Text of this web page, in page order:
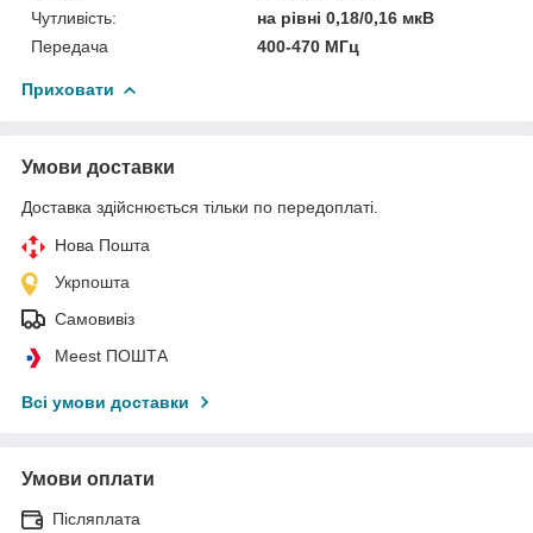
Чутливість:
на рівні 0,18/0,16 мкВ
Передача
400-470 МГц
Приховати
Умови доставки
Доставка здійснюється тільки по передоплаті.
Нова Пошта
Укрпошта
Самовивіз
Meest ПОШТА
Всі умови доставки
Умови оплати
Післяплата